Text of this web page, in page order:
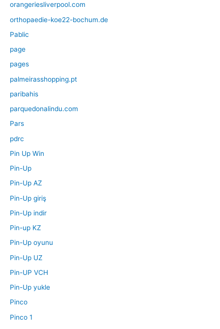
orangeriesliverpool.com
orthopaedie-koe22-bochum.de
Pablic
page
pages
palmeirasshopping.pt
paribahis
parquedonalindu.com
Pars
pdrc
Pin Up Win
Pin-Up
Pin-Up AZ
Pin-Up giriş
Pin-Up indir
Pin-up KZ
Pin-Up oyunu
Pin-Up UZ
Pin-UP VCH
Pin-Up yukle
Pinco
Pinco 1